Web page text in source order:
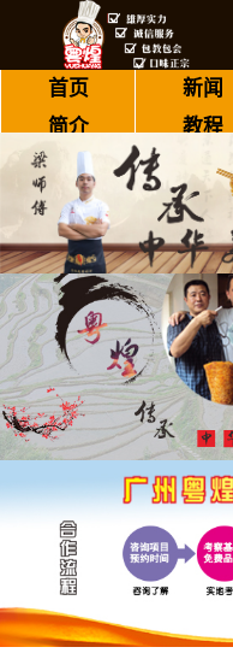
首页 新闻
简介
教程